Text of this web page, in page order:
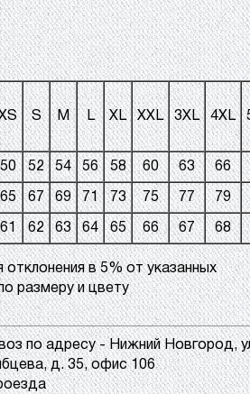
S M L XL XXL 3XL 4XL
50 52 54 56 58 60 63 66
65 67 69 71 73 75 77 79
61 62 63 64 65 66 67 68
в 5% от указанных
размеру и цвету
по адресу - Нижний Новгород,
д. 35, офис 106